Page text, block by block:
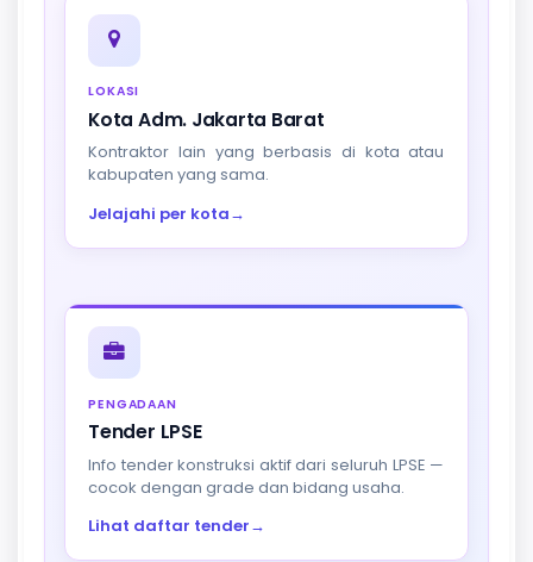
LOKASI
Kota Adm. Jakarta Barat
Kontraktor lain yang berbasis di kota atau
kabupaten yang sama.
Jelajahi per kota→
PENGADAAN
Tender LPSE
Info tender konstruksi aktif dari seluruh LPSE —
cocok dengan grade dan bidang usaha.
Lihat daftar tender→